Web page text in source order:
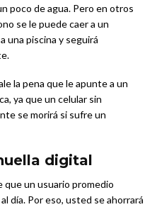
poco de agua. Pero en otros
se le puede caer a un
una piscina y seguirá
la pena que le apunte a un
ya que un celular sin
se morirá si sufre un
digital
que un usuario promedio
día. Por eso, usted se ahorrará